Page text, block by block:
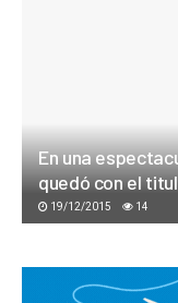
En una
quedó con el
19/12/2015 14